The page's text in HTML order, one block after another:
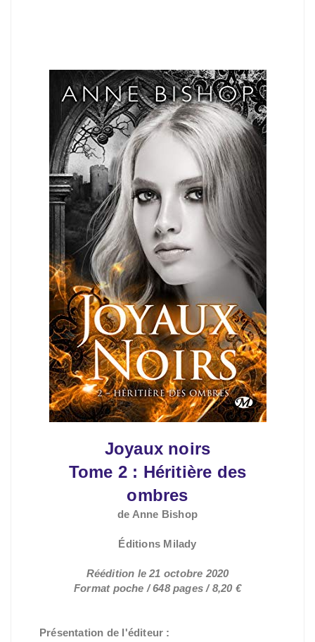
Joyaux noirs
Tome 2 : Héritière des
ombres
de Anne Bishop
Éditions Milady
Réédition le 21 octobre 2020
Format poche / 648 pages / 8,20 €
Présentation de l'éditeur :